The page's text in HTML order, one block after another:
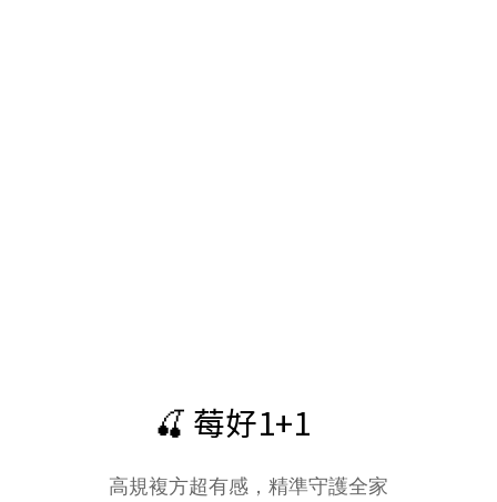
🍒 莓好1+1
高規複方超有感，精準守護全家